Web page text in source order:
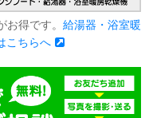
得です。 給湯器・浴室暖
こちらへ